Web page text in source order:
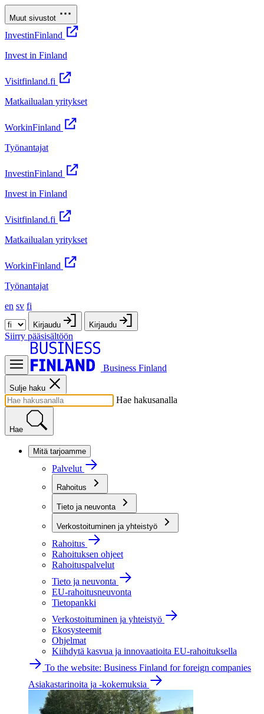
Muut sivustot
InvestinFinland
Invest in Finland
Visitfinland.fi
Matkailualan yritykset
WorkinFinland
Työnantajat
InvestinFinland
Invest in Finland
Visitfinland.fi
Matkailualan yritykset
WorkinFinland
Työnantajat
en sv fi
Kirjaudu Kirjaudu
Siirry pääsisältöön
Business Finland
Sulje haku
Hae hakusanalla
Hae
Mitä tarjoamme
Palvelut
Rahoitus
Tieto ja neuvonta
Verkostoituminen ja yhteistyö
Rahoitus
Rahoituksen ohjeet
Rahoituspalvelut
Tieto ja neuvonta
EU-rahoitusneuvonta
Tietopankki
Verkostoituminen ja yhteistyö
Ekosysteemit
Ohjelmat
Kiihdytä kasvua ja innovaatioita EU-rahoituksella
To the website: Business Finland for foreign companies
Asiakastarinoita ja -kokemuksia